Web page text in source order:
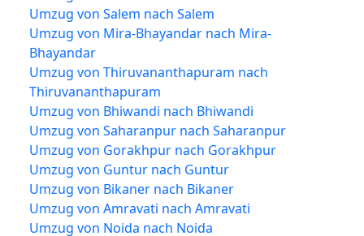
Umzug von Salem nach Salem
Umzug von Mira-Bhayandar nach Mira-
Bhayandar
Umzug von Thiruvananthapuram nach
Thiruvananthapuram
Umzug von Bhiwandi nach Bhiwandi
Umzug von Saharanpur nach Saharanpur
Umzug von Gorakhpur nach Gorakhpur
Umzug von Guntur nach Guntur
Umzug von Bikaner nach Bikaner
Umzug von Amravati nach Amravati
Umzug von Noida nach Noida